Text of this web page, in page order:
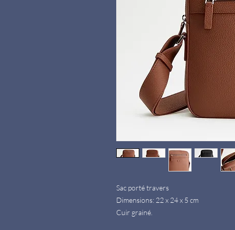
Sac porté travers
Dimensions: 22 x 24 x 5 cm
Cuir grainé.